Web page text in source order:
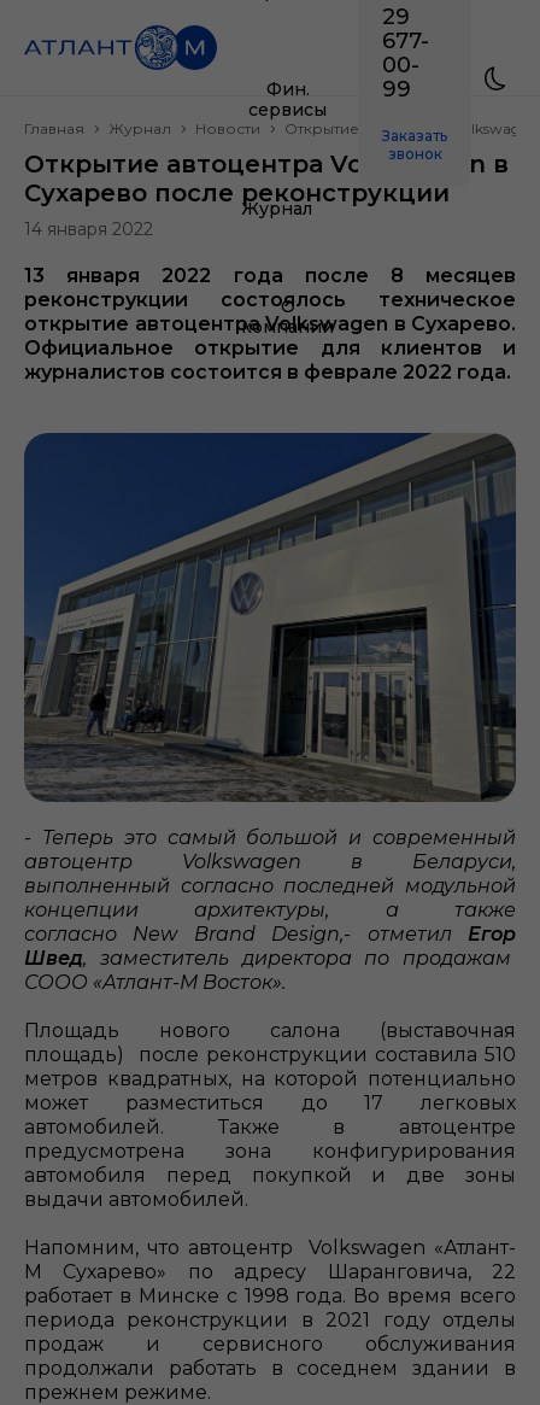
Фин.
сервисы
Журнал
О
компании
29
677-
00-
99
Заказать
звонок
Главная Журнал Новости Открытие автоцентра
Открытие автоцентра Volkswagen в
Сухарево после реконструкции
14 января 2022
13 января 2022 года после 8 месяцев
реконструкции состоялось техническое
открытие автоцентра Volkswagen в Сухарево.
Официальное открытие для клиентов и
журналистов состоится в феврале 2022 года.
- Теперь это самый большой и современный
автоцентр Volkswagen в Беларуси,
выполненный согласно последней модульной
концепции архитектуры, а также
согласно New Brand Design,- отметил Егор
Швед, заместитель директора по продажам
СООО «Атлант-М Восток».
Площадь нового салона (выставочная
площадь) после реконструкции составила 510
метров квадратных, на которой потенциально
может разместиться до 17 легковых
автомобилей. Также в автоцентре
предусмотрена зона конфигурирования
автомобиля перед покупкой и две зоны
выдачи автомобилей.
Напомним, что автоцентр Volkswagen «Атлант-
М Сухарево» по адресу Шаранговича, 22
работает в Минске с 1998 года. Во время всего
периода реконструкции в 2021 году отделы
продаж и сервисного обслуживания
продолжали работать в соседнем здании в
прежнем режиме.